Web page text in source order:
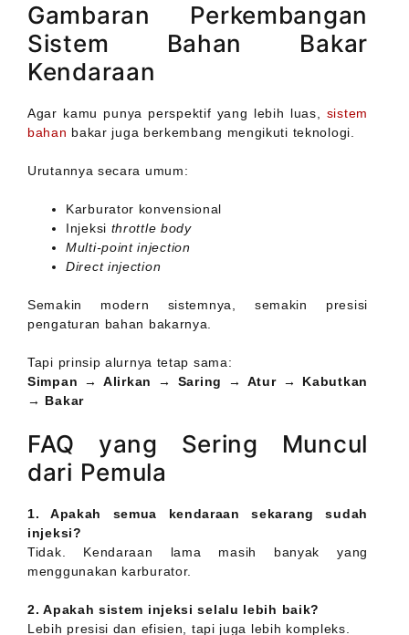
Gambaran Perkembangan
Sistem Bahan Bakar
Kendaraan
Agar kamu punya perspektif yang lebih luas, sistem
bahan bakar juga berkembang mengikuti teknologi.
Urutannya secara umum:
Karburator konvensional
Injeksi throttle body
Multi-point injection
Direct injection
Semakin modern sistemnya, semakin presisi
pengaturan bahan bakarnya.
Tapi prinsip alurnya tetap sama:
Simpan → Alirkan → Saring → Atur → Kabutkan
→ Bakar
FAQ yang Sering Muncul
dari Pemula
1. Apakah semua kendaraan sekarang sudah
injeksi?
Tidak. Kendaraan lama masih banyak yang
menggunakan karburator.
2. Apakah sistem injeksi selalu lebih baik?
Lebih presisi dan efisien, tapi juga lebih kompleks.